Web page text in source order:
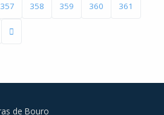
357 358 359 360 361